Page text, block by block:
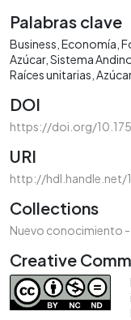
Palabras clave
Business Economía
Azúcar Sistema
Raíces unitarias
DOI
https://doi.org/
URI
http://
Collections
Nuevo conocimiento -
Creative